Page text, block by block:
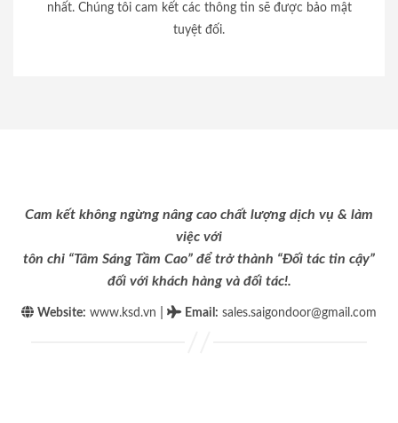
nhất. Chúng tôi cam kết các thông tin sẽ được bảo mật
tuyệt đối.
Cam kết không ngừng nâng cao chất lượng dịch vụ & làm
việc với
tôn chỉ “Tâm Sáng Tầm Cao” để trở thành “Đối tác tin cậy”
đối với khách hàng và đối tác!.
Website: www.ksd.vn Email : sales.saigondoor@gmail.com